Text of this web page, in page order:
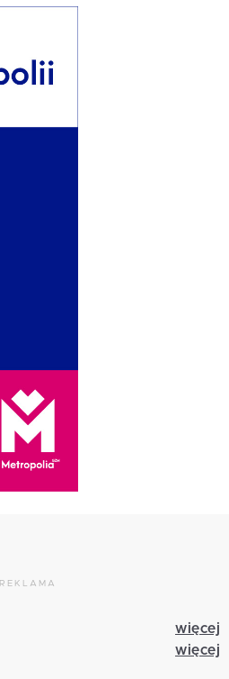
REKLAMA
więcej
więcej